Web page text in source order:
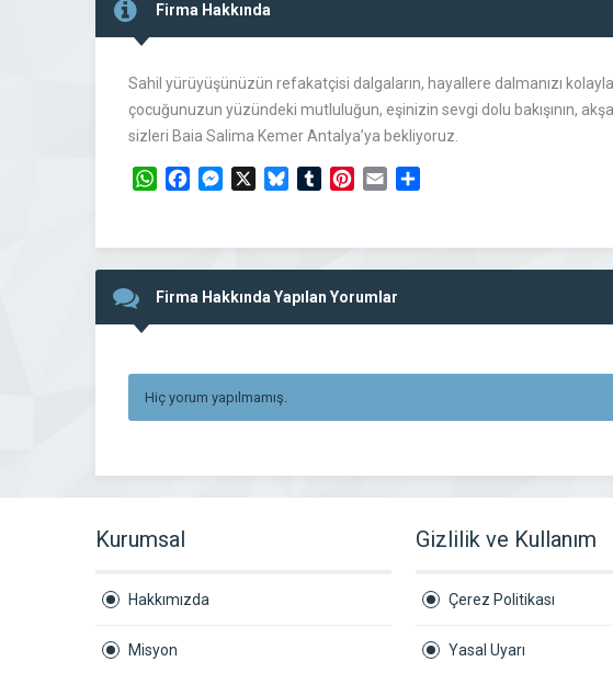
Firma Hakkında
Sahil yürüyüşünüzün refakatçisi dalgaların, hayallere dalmanızı
çocuğunuzun yüzündeki mutluluğun, eşinizin sevgi dolu bakışının,
sizleri Baia Salima Kemer Antalya’ya bekliyoruz.
WhatsAppFacebookMessengerBlueskyTumblrPinterest
Email
Firma Hakkında Yapılan Yorumlar
Hiç yorum yapılmamış.
Kurumsal
Hakkımızda
Misyon
Gizlilik ve Kullanım
Çerez Politikası
Yasal Uyarı